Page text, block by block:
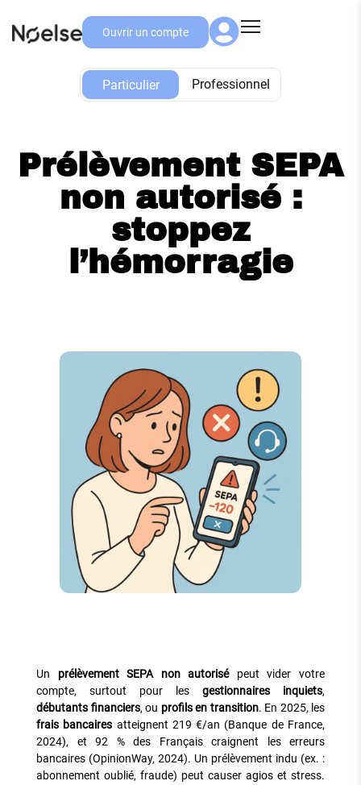
Ouvrir un compte
Particulier Professionnel
Particulier
Prélèvement SEPA
non autorisé :
stoppez
l’hémorragie
Un prélèvement SEPA non autorisépeut vider votre
compte, surtout pour les gestionnaires inquiets,
débutants financiers, ou profils en transition. En 2025, les
frais bancaires atteignent 219 €/an (Banque de France,
2024), et 92 % des Français craignent les erreurs
bancaires (OpinionWay, 2024). Un prélèvement indu (ex. :
abonnement oublié, fraude) peut causer agios et stress.